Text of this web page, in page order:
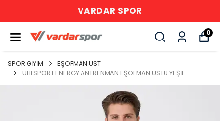
VARDAR SPOR
0
SPOR GİYİM
EŞOFMAN ÜST
UHLSPORT ENERGY ANTRENMAN EŞOFMAN ÜSTÜ YEŞİL